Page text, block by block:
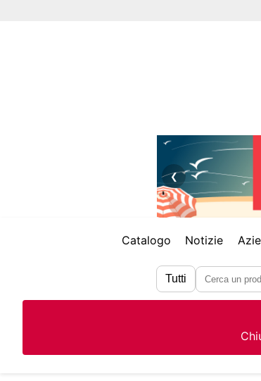
❮
Catalogo Notizie
Tutti